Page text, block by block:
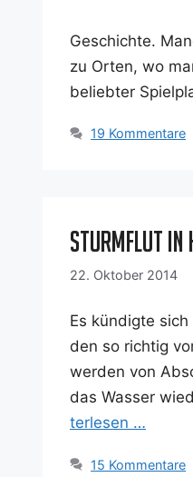
Geschich­te.
zu Orten, wo
belieb­ter
19 Kommentare
Sturmflut in
22. Oktober 2014
Es kün­dig­te
den so rich­tig
wer­den von
das Was­ser
ter­le­sen …
15 Kommentare